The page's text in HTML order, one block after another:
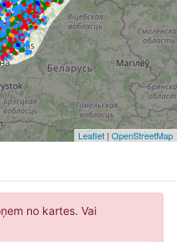
Leaflet | OpenStreetMap
no kartes. Vai